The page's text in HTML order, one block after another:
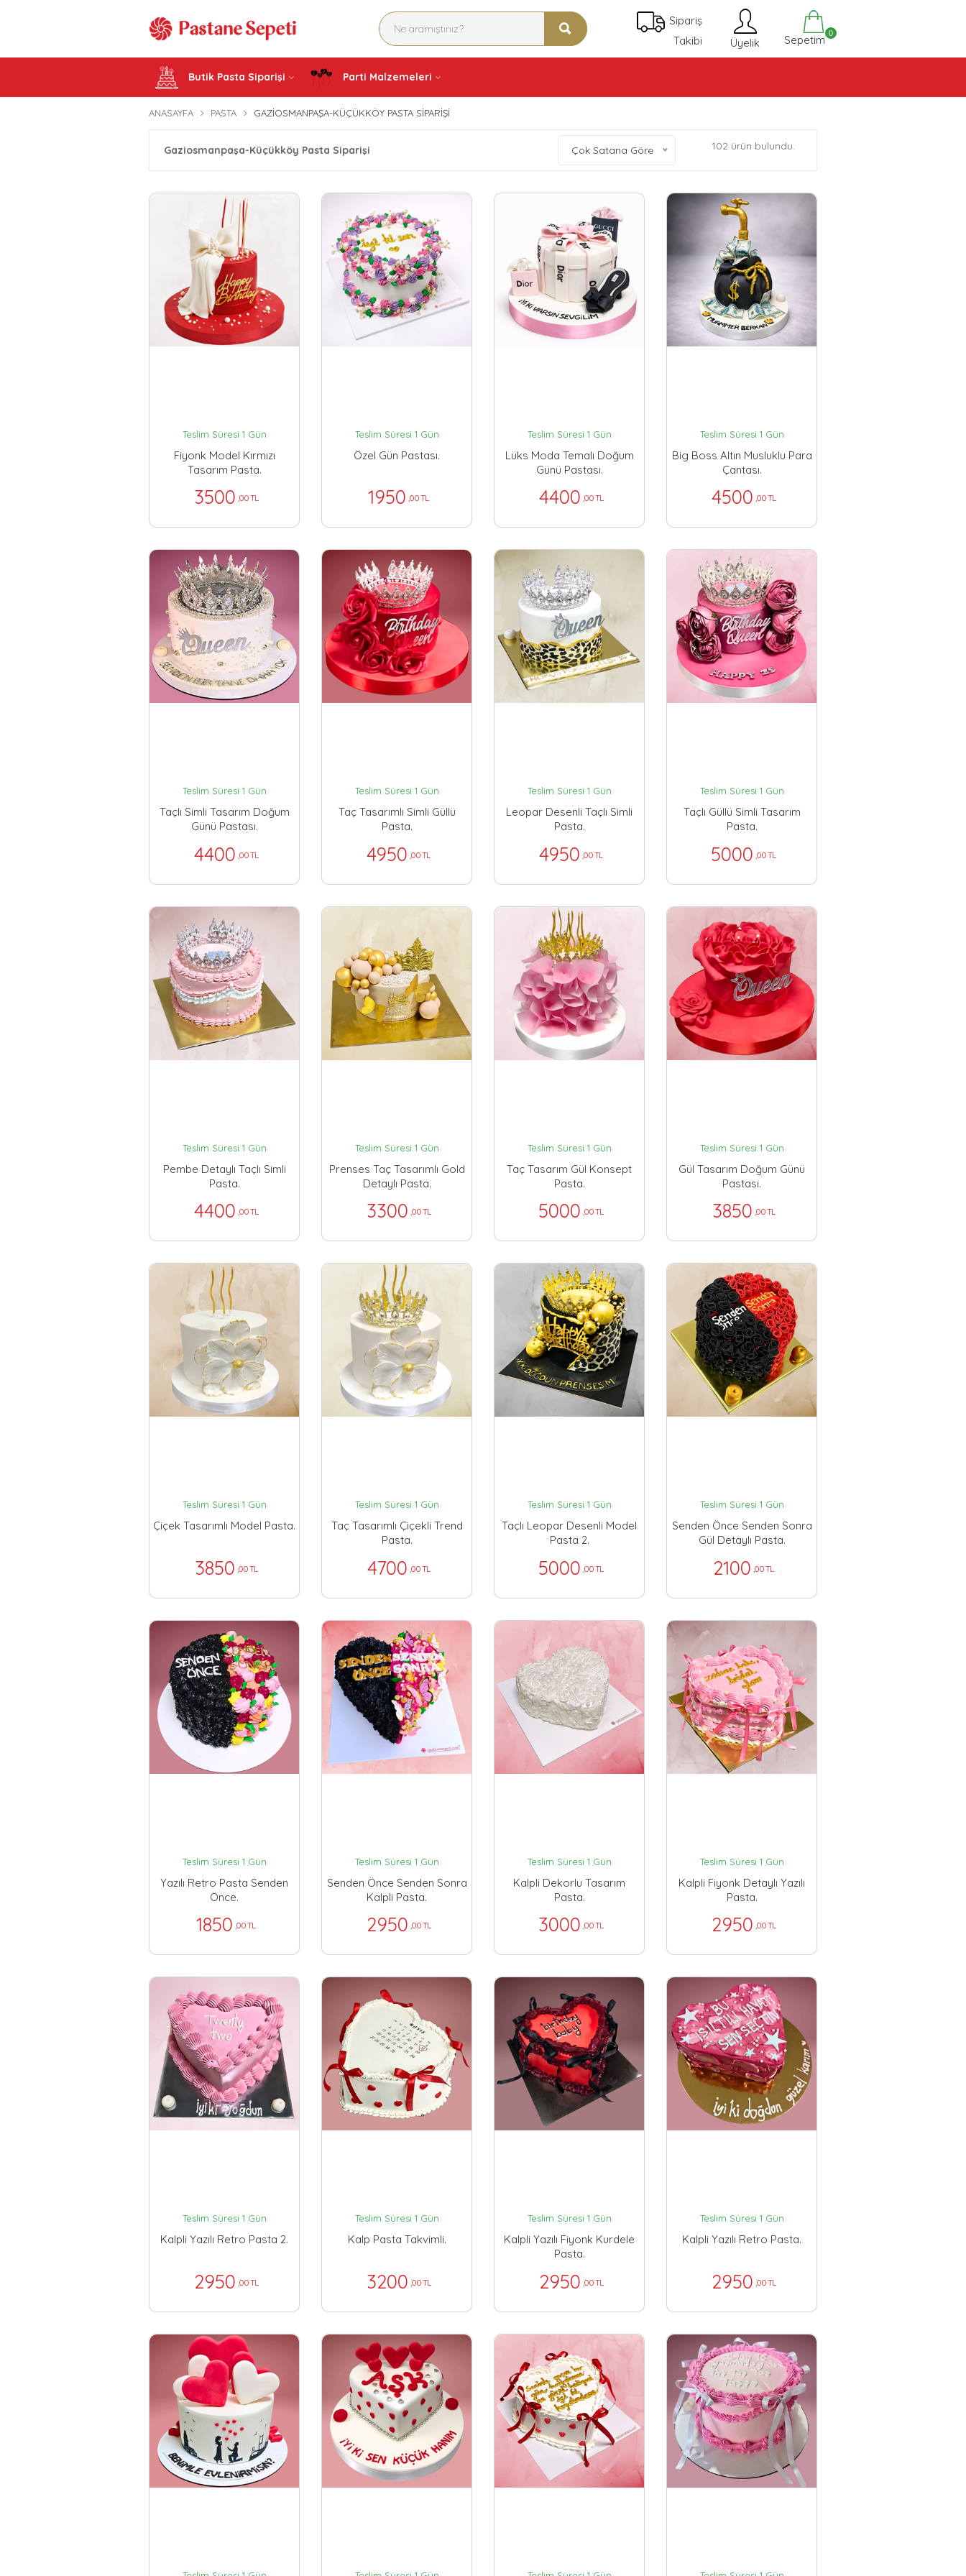
Sipariş
Takibi
Üyelik Sepetim 0
Butik Pasta Siparişi Parti Malzemeleri
ANASAYFA PASTA GAZIOSMANPAŞA-KÜÇÜKKÖY PASTA SIPARIŞI
Gaziosmanpaşa-Küçükköy Pasta Siparişi Çok Satana Göre 102 ürün bulundu.
Teslim Süresi 1 Gün
Fiyonk Model Kırmızı
Tasarım Pasta.
3500 ,00 TL
Teslim Süresi 1 Gün
Özel Gün Pastası.
1950 ,00 TL
Teslim Süresi 1 Gün
Lüks Moda Temalı Doğum
Günü Pastası.
4400 ,00 TL
Teslim Süresi 1 Gün
Big Boss Altın Musluklu Para
Çantası.
4500 ,00 TL
Teslim Süresi 1 Gün
Taçlı Simli Tasarım Doğum
Günü Pastası.
4400 ,00 TL
Teslim Süresi 1 Gün
Taç Tasarımlı Simli Güllü
Pasta.
4950 ,00 TL
Teslim Süresi 1 Gün
Leopar Desenli Taçlı Simli
Pasta.
4950 ,00 TL
Teslim Süresi 1 Gün
Taçlı Güllü Simli Tasarım
Pasta.
5000 ,00 TL
Teslim Süresi 1 Gün
Pembe Detaylı Taçlı Simli
Pasta.
4400 ,00 TL
Teslim Süresi 1 Gün
Prenses Taç Tasarımlı Gold
Detaylı Pasta.
3300 ,00 TL
Teslim Süresi 1 Gün
Taç Tasarım Gül Konsept
Pasta.
5000 ,00 TL
Teslim Süresi 1 Gün
Gül Tasarım Doğum Günü
Pastası.
3850 ,00 TL
Teslim Süresi 1 Gün
Çiçek Tasarımlı Model Pasta.
3850 ,00 TL
Teslim Süresi 1 Gün
Taç Tasarımlı Çiçekli Trend
Pasta.
4700 ,00 TL
Teslim Süresi 1 Gün
Taçlı Leopar Desenli Model
Pasta 2.
5000 ,00 TL
Teslim Süresi 1 Gün
Senden Önce Senden Sonra
Gül Detaylı Pasta.
2100 ,00 TL
Teslim Süresi 1 Gün
Yazılı Retro Pasta Senden
Önce.
1850 ,00 TL
Teslim Süresi 1 Gün
Senden Önce Senden Sonra
Kalpli Pasta.
2950 ,00 TL
Teslim Süresi 1 Gün
Kalpli Dekorlu Tasarım
Pasta.
3000 ,00 TL
Teslim Süresi 1 Gün
Kalpli Fiyonk Detaylı Yazılı
Pasta.
2950 ,00 TL
Teslim Süresi 1 Gün
Kalpli Yazılı Retro Pasta 2.
2950 ,00 TL
Teslim Süresi 1 Gün
Kalp Pasta Takvimli.
3200 ,00 TL
Teslim Süresi 1 Gün
Kalpli Yazılı Fiyonk Kurdele
Pasta.
2950 ,00 TL
Teslim Süresi 1 Gün
Kalpli Yazılı Retro Pasta.
2950 ,00 TL